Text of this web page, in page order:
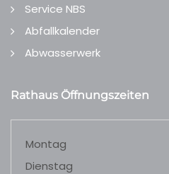
Service NBS
Abfallkalender
Abwasserwerk
Rathaus Öffnungszeiten
Montag
Dienstag